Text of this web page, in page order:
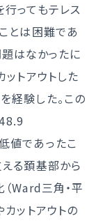
ってもテレス
とは困難であ
はなかったに
トアウトした
経験した。この
値であったこ
る頚基部から
Ward三角・平
ットアウトの